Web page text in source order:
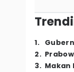
1.
2.
3. Makan